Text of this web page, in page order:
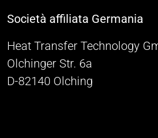
Società affiliata Germania
Heat Transfer Technology
Olchinger Str. 6a
D-82140 Olching